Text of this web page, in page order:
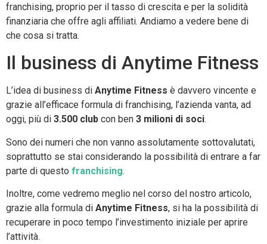
franchising, proprio per il tasso di crescita e per la solidità
finanziaria che offre agli affiliati. Andiamo a vedere bene di
che cosa si tratta.
Il business di Anytime Fitness
L’idea di business di Anytime Fitness è davvero vincente e
grazie all’efficace formula di franchising, l’azienda vanta, ad
oggi, più di 3.500 club con ben 3 milioni di soci.
Sono dei numeri che non vanno assolutamente sottovalutati,
soprattutto se stai considerando la possibilità di entrare a far
parte di questo franchising.
Inoltre, come vedremo meglio nel corso del nostro articolo,
grazie alla formula di Anytime Fitness, si ha la possibilità di
recuperare in poco tempo l’investimento iniziale per aprire
l’attività.